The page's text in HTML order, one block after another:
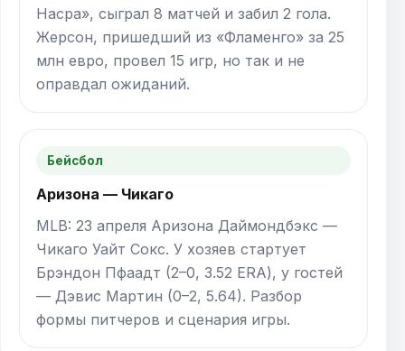
Насра», сыграл 8 матчей и забил 2 гола.
Жерсон, пришедший из «Фламенго» за 25
млн евро, провел 15 игр, но так и не
оправдал ожиданий.
Бейсбол
Аризона — Чикаго
MLB: 23 апреля Аризона Даймондбэкс —
Чикаго Уайт Сокс. У хозяев стартует
Брэндон Пфаадт (2–0, 3.52 ERA), у гостей
— Дэвис Мартин (0–2, 5.64). Разбор
формы питчеров и сценария игры.